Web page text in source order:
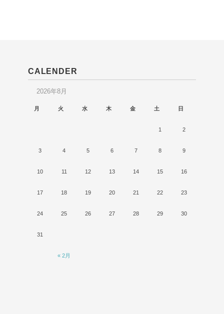
CALENDER
2026年8月
月 火 水 木 金 土 日
« 2月
1 2
3 4 5 6 7 8 9
10 11 12 13 14 15 16
17 18 19 20 21 22 23
24 25 26 27 28 29 30
31